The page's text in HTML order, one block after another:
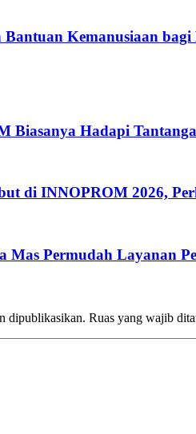
Kemanusiaan bagi
Biasanya Hadapi
di INNOPROM 2026,
Permudah Layanan
dipublikasikan. Ruas yang wajib